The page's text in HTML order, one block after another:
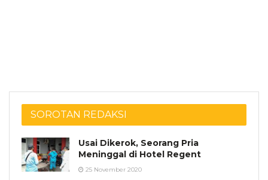
SOROTAN REDAKSI
Usai Dikerok, Seorang Pria
Meninggal di Hotel Regent
25 November 2020